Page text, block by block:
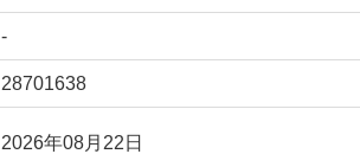
-
28701638
2026年08月22日